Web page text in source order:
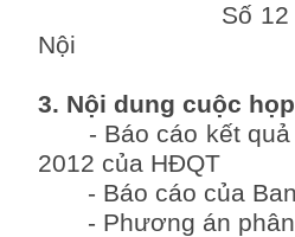
Số 12 phố
Nội
3. Nội dung cuộc
- Báo cáo kết quả
2012 của HĐQT
- Báo cáo của Ban
- Phương án phân